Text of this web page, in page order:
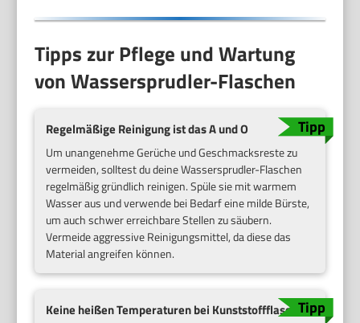
Tipps zur Pflege und Wartung
von Wassersprudler-Flaschen
Regelmäßige Reinigung ist das A und O
Um unangenehme Gerüche und Geschmacksreste zu
vermeiden, solltest du deine Wassersprudler-Flaschen
regelmäßig gründlich reinigen. Spüle sie mit warmem
Wasser aus und verwende bei Bedarf eine milde Bürste,
um auch schwer erreichbare Stellen zu säubern.
Vermeide aggressive Reinigungsmittel, da diese das
Material angreifen können.
Keine heißen Temperaturen bei Kunststoffflaschen